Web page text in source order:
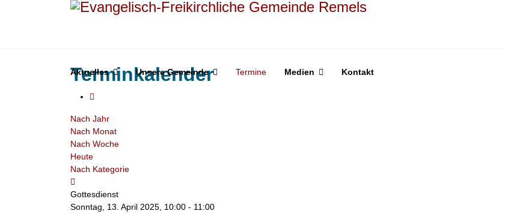
Aktuelles Unsere Gemeinde Termine Medien Kontakt
Terminkalender
Nach Jahr
Nach Monat
Nach Woche
Heute
Nach Kategorie
Gottesdienst
Sonntag, 13. April 2025, 10:00 - 11:00